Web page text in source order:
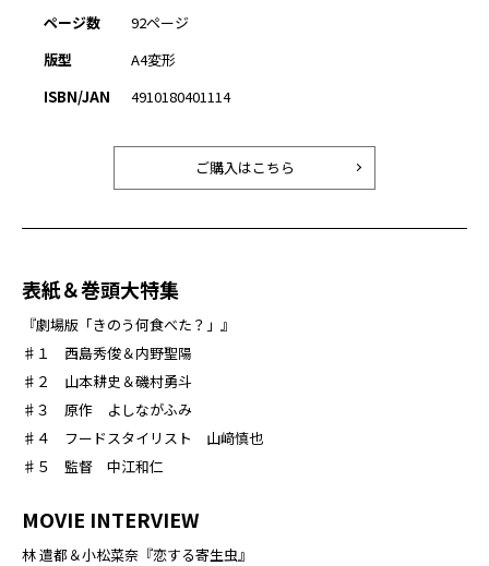
ページ数
92ページ
版型
A4変形
ISBN/JAN
4910180401114
ご購入はこちら
表紙＆巻頭大特集
『劇場版「きのう何食べた？」』
♯１ 西島秀俊＆内野聖陽
♯２ 山本耕史＆磯村勇斗
♯３ 原作 よしながふみ
♯４ フードスタイリスト 山﨑慎也
♯５ 監督 中江和仁
MOVIE INTERVIEW
林 遣都＆小松菜奈『恋する寄生虫』